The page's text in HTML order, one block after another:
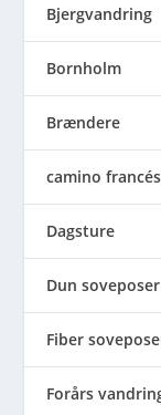
Bjergvandring
Bornholm
Brændere
camino francés
Dagsture
Dun soveposer
Fiber
Forårs